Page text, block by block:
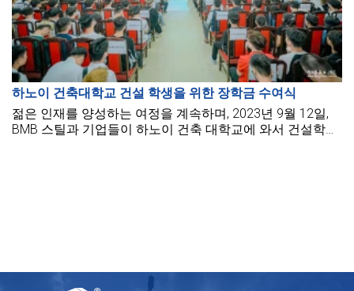
하노이 건축대학교 건설 학생을 위한 장학금 수여식
젊은 인재를 양성하는 여정을 계속하며, 2023년 9월 12일,
BMB 스틸과 기업들이 하노이 건축 대학교에 와서 건설학과